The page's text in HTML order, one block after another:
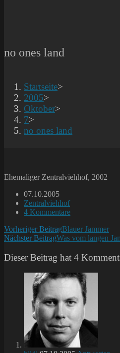
no ones land
Startseite>
2005>
Oktober>
7>
no ones land
Ehemaliger Zentralviehhof, 2002
Beitrag
veröffentlicht:
07.10.2005
Beitrags-
Kategorie:
Zentralviehhof
Beitrags-
4 Kommentare
Weitere
Artikel
ansehen
Vorheriger BeitragBlauer Jammer
Nächster BeitragWas vom langen
Dieser Beitrag hat 4